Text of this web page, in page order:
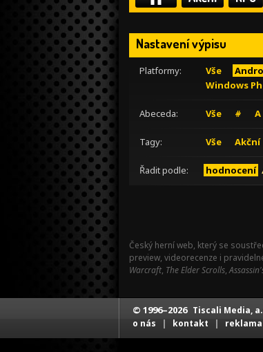
Nastavení výpisu
Platformy: Vše
Windows
Abeceda: Vše # A
Tagy: Vše Akční
Řadit podle: hodnocení
Český herní web, který se
preview, videorecenze i
Warcraft, The Elder Scrolls,
© 1996–2026 Tiscali Media,
o nás | kontakt | reklama